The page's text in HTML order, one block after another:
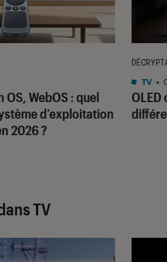
OS, WebOS : quel
d’exploitation
2026 ?
OLED
TV •
TV